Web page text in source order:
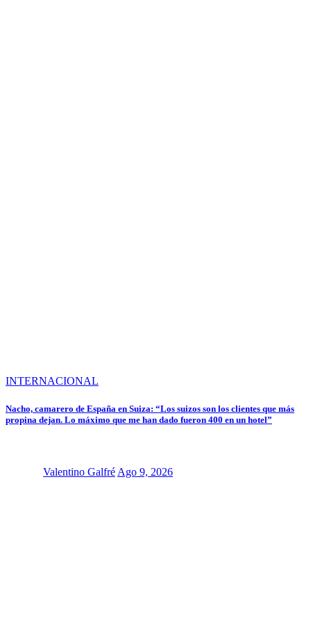
INTERNACIONAL
Nacho, camarero de España en Suiza: “Los suizos son los clientes que más
propina dejan. Lo máximo que me han dado fueron 400 en un hotel”
Valentino Galfré Ago 9, 2026